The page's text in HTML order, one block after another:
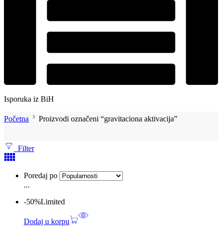
Isporuka iz BiH
Početna Proizvodi označeni “gravitaciona aktivacija”
Filter
Poredaj po
...
-50%Limited
Dodaj u korpu